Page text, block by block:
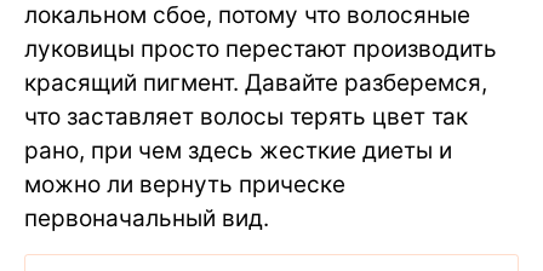
локальном сбое, потому что волосяные
луковицы просто перестают производить
красящий пигмент. Давайте разберемся,
что заставляет волосы терять цвет так
рано, при чем здесь жесткие диеты и
можно ли вернуть прическе
первоначальный вид.